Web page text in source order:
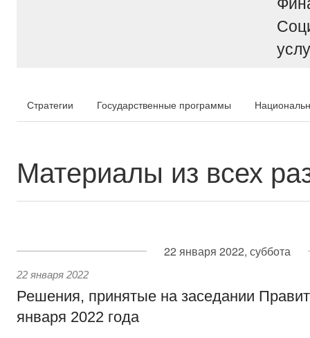
Стратегии Государственные программы
Материалы из всех
22 января 2022, суббота
22 января 2022
Решения, принятые на заседании
января 2022 года